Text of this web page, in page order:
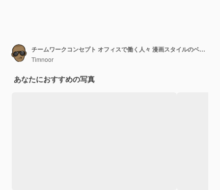
チームワークコンセプト オフィスで働く人々 漫画スタイルのベクトルイラスト
Timnoor
あなたにおすすめの写真